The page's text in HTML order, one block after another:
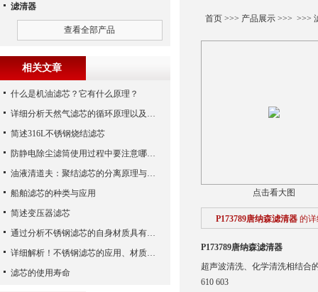
首页>>> 产品展示>>> >>>
点击看大图
P173789唐纳森滤清器 的
P173789唐纳森滤清器
超声波清洗、化学清洗相结合
610 603
滤清器
查看全部产品
相关文章
什么是机油滤芯？它有什么原理？
详细分析天然气滤芯的循环原理以及使用特性
简述316L不锈钢烧结滤芯
防静电除尘滤筒使用过程中要注意哪些事项
油液清道夫：聚结滤芯的分离原理与核心作用解析
船舶滤芯的种类与应用
简述变压器滤芯
通过分析不锈钢滤芯的自身材质具有哪些优点？
详细解析！不锈钢滤芯的应用、材质以及使用特点
滤芯的使用寿命